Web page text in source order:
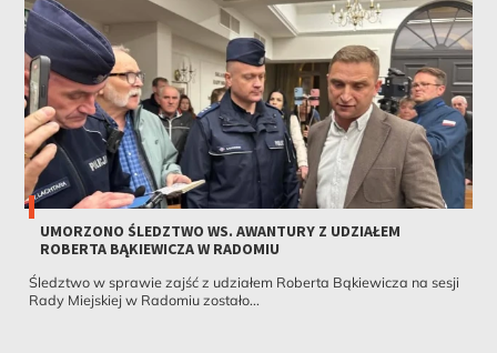
UMORZONO ŚLEDZTWO WS. AWANTURY Z UDZIAŁEM
ROBERTA BĄKIEWICZA W RADOMIU
Śledztwo w sprawie zajść z udziałem Roberta Bąkiewicza na sesji
Rady Miejskiej w Radomiu zostało...